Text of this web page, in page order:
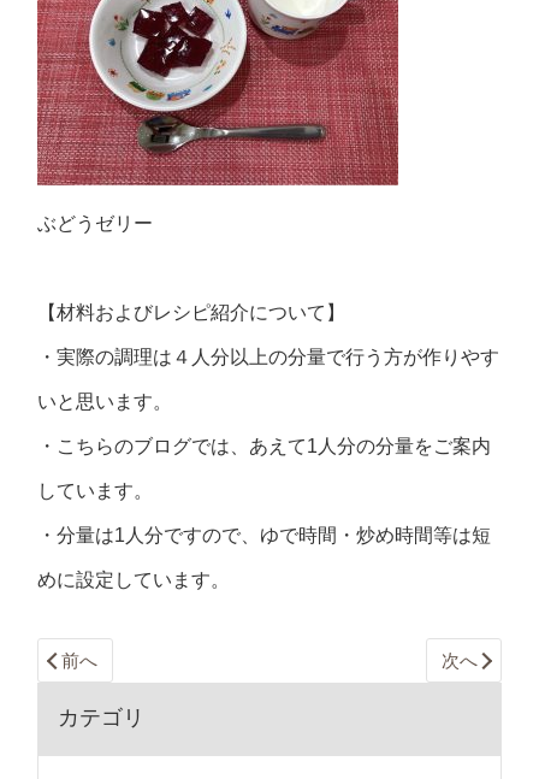
ぶどうゼリー
【材料およびレシピ紹介について】
・実際の調理は４人分以上の分量で行う方が作りやす
いと思います。
・こちらのブログでは、あえて1人分の分量をご案内
しています。
・分量は1人分ですので、ゆで時間・炒め時間等は短
めに設定しています。
前へ 次へ
カテゴリ